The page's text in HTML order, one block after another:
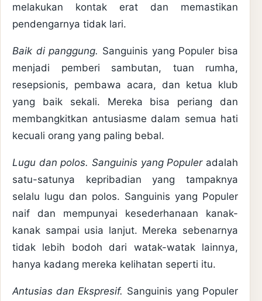
melakukan kontak erat dan memastikan
pendengarnya tidak lari.
Baik di panggung. Sanguinis yang Populer bisa
menjadi pemberi sambutan, tuan rumha,
resepsionis, pembawa acara, dan ketua klub
yang baik sekali. Mereka bisa periang dan
membangkitkan antusiasme dalam semua hati
kecuali orang yang paling bebal.
Lugu dan polos. Sanguinis yang Populeradalah
satu-satunya kepribadian yang tampaknya
selalu lugu dan polos. Sanguinis yang Populer
naif dan mempunyai kesederhanaan kanak-
kanak sampai usia lanjut. Mereka sebenarnya
tidak lebih bodoh dari watak-watak lainnya,
hanya kadang mereka kelihatan seperti itu.
Antusias dan Ekspresif. Sanguinis yang Populer